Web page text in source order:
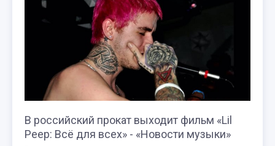
В российский прокат выходит фильм «Lil
Peep: Всё для всех» - «Новости музыки»